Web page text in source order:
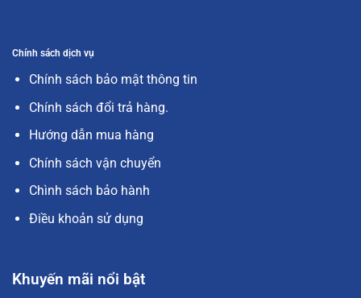
Chính sách dịch vụ
Chính sách bảo mật thông tin
Chính sách đổi trả hàng.
Hướng dẫn mua hàng
Chính sách vận chuyển
Chình sách bảo hành
Điều khoản sử dụng
Khuyến mãi nổi bật